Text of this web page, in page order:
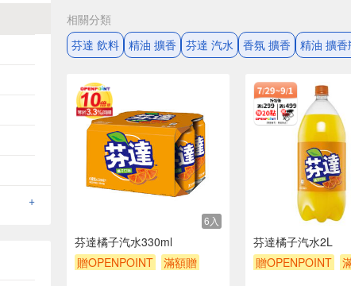
+
相關分類
芬達 飲料 精油 擴香 芬達 汽水 香氛 擴香 精油 擴香
6入
芬達橘子汽水330ml
贈OPENPOINT
滿額贈
芬達橘子汽水2L
贈OPENPOINT